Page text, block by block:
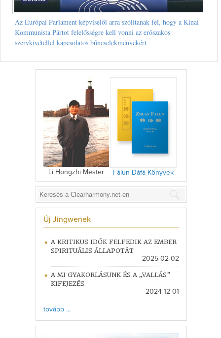
Az Európai Parlament képviselői arra szólítanak fel, hogy a Kínai
Kommunista Pártot felelősségre kell vonni az erőszakos
szervkivétellel kapcsolatos bűncselekményekért
Li Hongzhi Mester Fálun Dáfá Könyvek
Új Jingwenek
A KRITIKUS IDŐK FELFEDIK AZ EMBER
SPIRITUÁLIS ÁLLAPOTÁT
2025-02-02
A MI GYAKORLÁSUNK ÉS A „VALLÁS”
KIFEJEZÉS
2024-12-01
tovább ...